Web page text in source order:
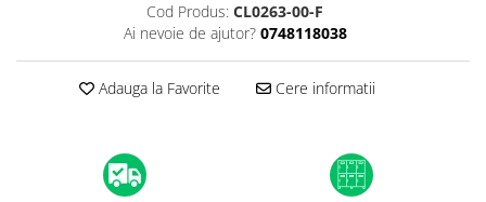
A3113 (M3 13” 2024)
A3240 (M4 13” 2025)
A1278 (Unibody 13” 2009-2012)
A1297 (Unibody 17” 2009-2011)
Cod Produs: CL0263-00-F
Ai nevoie de ajutor? 0748118038
Adauga la Favorite Cere informatii